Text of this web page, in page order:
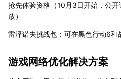
抢先体验资格（10月3日开始，公
放）
雷泽诺夫挑战包：可在黑色行动6
游戏网络优化解决方案